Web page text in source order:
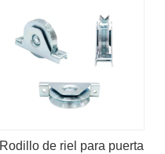
Rodillo de riel para puerta